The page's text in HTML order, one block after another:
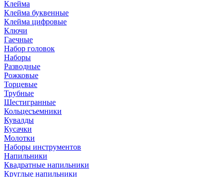
Клейма
Клейма буквенные
Клейма цифровые
Ключи
Гаечные
Набор головок
Наборы
Разводные
Рожковые
Торцевые
Трубные
Шестигранные
Кольцесъемники
Кувалды
Кусачки
Молотки
Наборы инструментов
Напильники
Квадратные напильники
Круглые напильники